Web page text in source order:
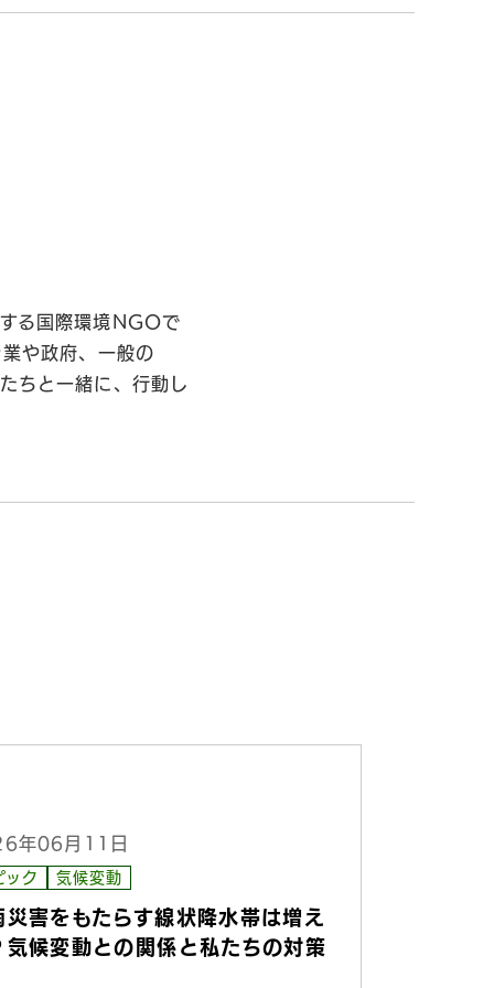
る国際環境NGOで
や政府、一般の
ちと一緒に、行動し
年06月11日
ック 気候変動
災害をもたらす線状降水帯は増え
気候変動との関係と私たちの対策